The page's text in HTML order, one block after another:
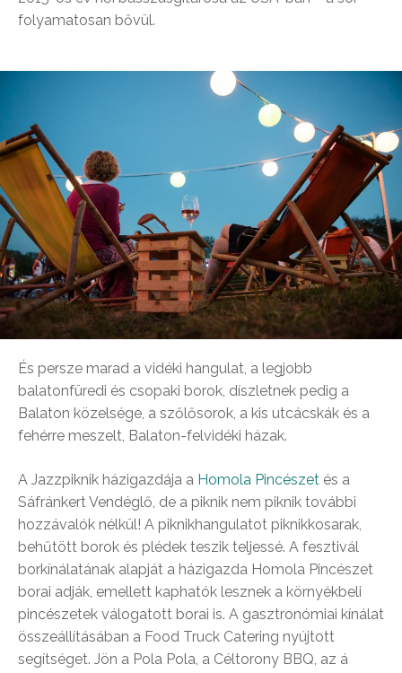
folyamatosan bővül.
És persze marad a vidéki hangulat, a legjobb
balatonfüredi és csopaki borok, díszletnek pedig a
Balaton közelsége, a szőlősorok, a kis utcácskák és a
fehérre meszelt, Balaton-felvidéki házak.
A Jazzpiknik házigazdája a Homola Pincészet és a
Sáfránkert Vendéglő, de a piknik nem piknik további
hozzávalók nélkül! A piknikhangulatot piknikkosarak,
behűtött borok és plédek teszik teljessé. A fesztivál
borkínálatának alapját a házigazda Homola Pincészet
borai adják, emellett kaphatók lesznek a környékbeli
pincészetek válogatott borai is. A gasztronómiai kínálat
összeállításában a Food Truck Catering nyújtott
segítséget. Jön a Pola Pola, a Céltorony BBQ, az á